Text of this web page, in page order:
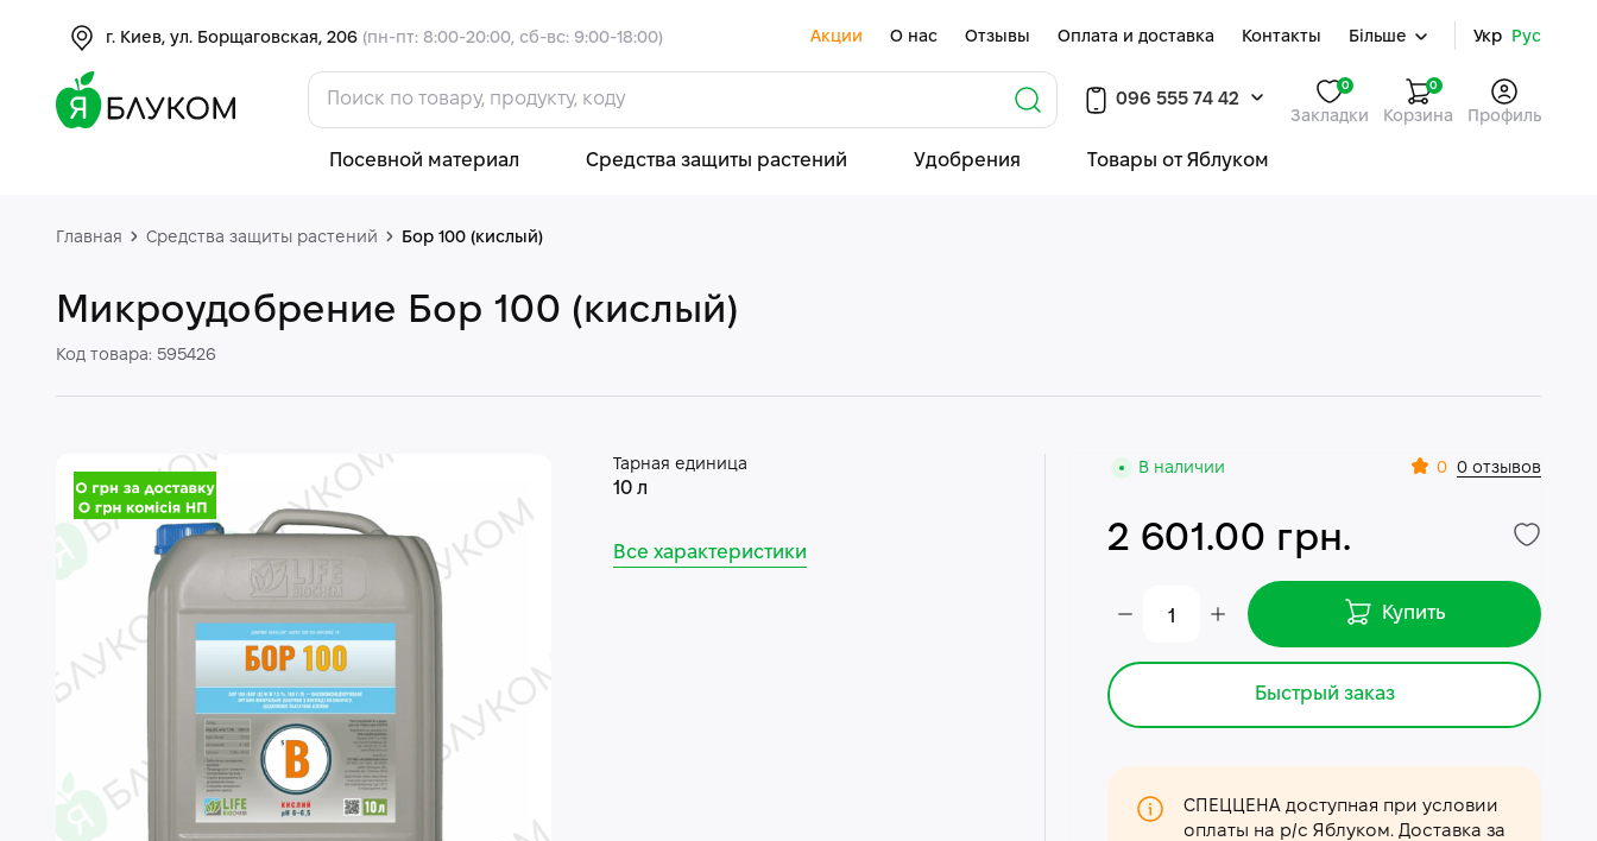
г. Киев, ул. Борщаговская, 206 (пн-пт: 8:00-20:00, сб-вс: 9:00-18:00) Акции О нас Отзывы Оплата и доставка Контакты Більше Укр Рус
096 555 74 42
Закладки
0 0
Корзина Профиль
Посевной материал Средства защиты растений Удобрения Товары от Яблуком
Главная Средства защиты растений Бор 100 (кислый)
Микроудобрение Бор 100 (кислый)
Код товара: 595426
Тарная единица
10 л
Все характеристики
В наличии 0 0 отзывов
2 601.00 грн.
Купить
Быстрый заказ
СПЕЦЦЕНА доступная при условии
оплаты на р/с Яблуком. Доставка за